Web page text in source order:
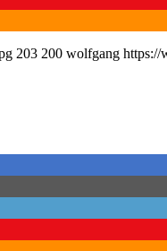
203 200 wolfgang https://